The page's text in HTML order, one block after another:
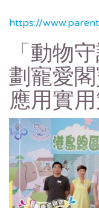
https://
「動物
劃寵愛
應用實